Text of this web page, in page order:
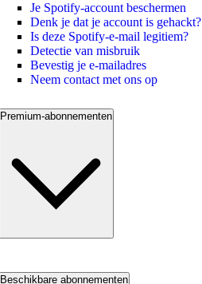
Je Spotify-account beschermen
Denk je dat je account is gehackt?
Is deze Spotify-e-mail legitiem?
Detectie van misbruik
Bevestig je e-mailadres
Neem contact met ons op
Premium-abonnementen
Beschikbare abonnementen